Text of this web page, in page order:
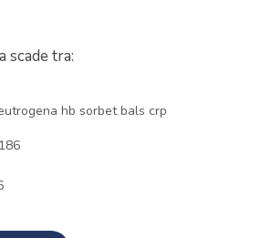
tra:
hb sorbet bals crp